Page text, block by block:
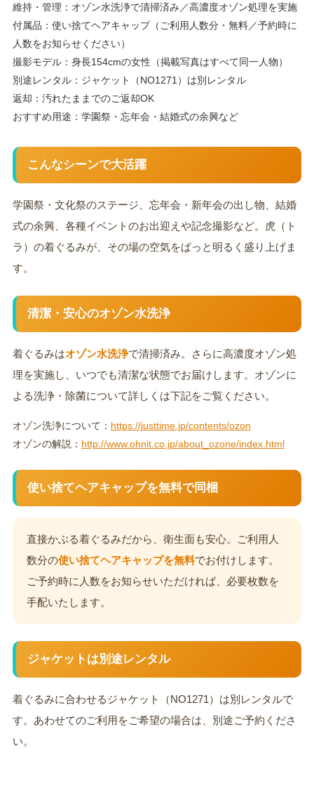
維持・管理：オゾン水洗浄で清掃済み／高濃度オゾン処理を実施
付属品：使い捨てヘアキャップ（ご利用人数分・無料／予約時に
人数をお知らせください）
撮影モデル：身長154cmの女性（掲載写真はすべて同一人物）
別途レンタル：ジャケット（NO1271）は別レンタル
返却：汚れたままでのご返却OK
おすすめ用途：学園祭・忘年会・結婚式の余興など
こんなシーンで大活躍
学園祭・文化祭のステージ、忘年会・新年会の出し物、結婚
式の余興、各種イベントのお出迎えや記念撮影など。虎（ト
ラ）の着ぐるみが、その場の空気をぱっと明るく盛り上げま
す。
清潔・安心のオゾン水洗浄
着ぐるみはオゾン水洗浄で清掃済み。さらに高濃度オゾン処
理を実施し、いつでも清潔な状態でお届けします。オゾンに
よる洗浄・除菌について詳しくは下記をご覧ください。
オゾン洗浄について： https://justtime.jp/contents/ozon
オゾンの解説： http://www.ohnit.co.jp/about_ozone/index.html
使い捨てヘアキャップを無料で同梱
直接かぶる着ぐるみだから、衛生面も安心。ご利用人
数分の使い捨てヘアキャップを無料でお付けします。
ご予約時に人数をお知らせいただければ、必要枚数を
手配いたします。
ジャケットは別途レンタル
着ぐるみに合わせるジャケット（NO1271）は別レンタルで
す。あわせてのご利用をご希望の場合は、別途ご予約くださ
い。